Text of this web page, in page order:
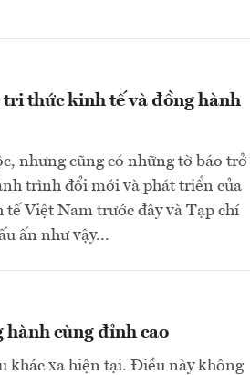
thức kinh tế và đồng hành
nhưng cũng có những tờ báo trở
trình đổi mới và phát triển của
Việt Nam trước đây và Tạp chí
ấn như vậy...
hành cùng đỉnh cao
khác xa hiện tại. Điều này không